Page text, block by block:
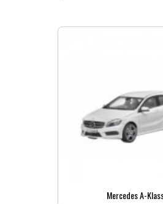
Mercedes A-